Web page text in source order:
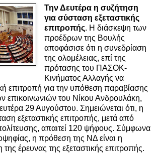
Την Δευτέρα η συζήτηση
για σύσταση εξεταστικής
επιτροπής. Η διάσκεψη των
προέδρων της Βουλής
αποφάσισε ότι η συνεδρίαση
της ολομέλειας, επί της
πρότασης του ΠΑΣΟΚ-
Κινήματος Αλλαγής να
επιτροπή για την υπόθεση παραβίασης
επικοινωνιών του Νίκου Ανδρουλάκη,
29 Αυγούστου. Σημειώνεται ότι, η
εξεταστικής επιτροπής, μετά από
απαιτεί 120 ψήφους. Σύμφωνα
η πρόθεση της ΝΔ είναι η
της έρευνας της εξεταστικής επιτροπής.